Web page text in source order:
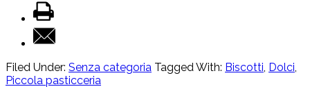
Filed Under: Senza categoria Tagged With: Biscotti, Dolci,
Piccola pasticceria